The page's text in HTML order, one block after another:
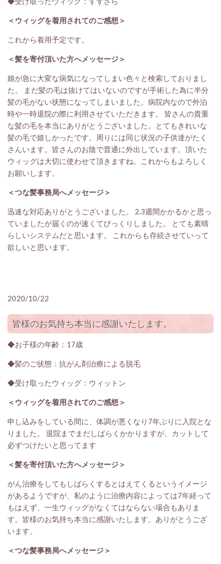
＜ウィッグを着用されてのご感想＞
これから着用予定です。
＜髪を寄付頂いた方へメッセージ＞
娘が急に大変な病気になってしまい色々と検索しておりまし
た。 まだ髪の毛は抜けてはいないのですが手術した為に半分
髪の毛がない状態になってしまいました。病院内なので外泊
時や一時退院の際に利用させていただきます。 皆さんの貴重
な髪の毛を本当にありがとうございました。とてもきれいな
髪の毛で嬉しかったです。周りには同じ状況の子供達がたく
さんいます。皆さんのお陰で普通に外出しています。頂いた
ウィッグは大切に使わせて頂きますね。これからもよろしく
お願いします。
＜つな髪事務局へメッセージ＞
迅速な対応ありがとうございました。 2.3週間かかるかと思っ
ていましたが届くのが速くてびっくりしました。 とても素晴
らしいシステムだと思います。 これからも存続させていって
欲しいと思います。
2020/10/22
皆様のお気持ち本当に感謝いたします。
◆お子様の年齢：17歳
◆髪のご状態：抗がん剤治療による脱毛
◆受け取ったウィッグ：ウィットン
＜ウィッグを着用されてのご感想＞
申し込みをしている間に、体調が悪くなり7年ぶりに入院とな
りました。 退院までまだしばらくかかりますが、カットして
必ずつけたいと思ってます
＜髪を寄付頂いた方へメッセージ＞
がん治療をしてもしばらくするとはえてくるというイメージ
があるようですが、私のように治療内容によっては7年経って
もはえず、一生ウィッグがなくてはならない場合もありま
す。皆様のお気持ち本当に感謝いたします。ありがとうござ
います。
＜つな髪事務局へメッセージ＞